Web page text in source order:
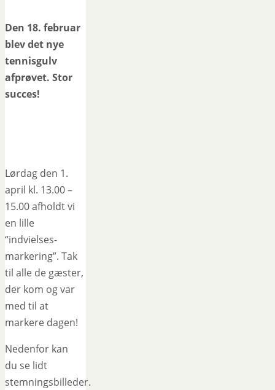
Den 18. februar
blev det nye
tennisgulv
afprøvet. Stor
succes!
Lørdag den 1.
april kl. 13.00 –
15.00 afholdt vi
en lille
“indvielses-
markering”. Tak
til alle de gæster,
der kom og var
med til at
markere dagen!
Nedenfor kan
du se lidt
stemningsbilleder.